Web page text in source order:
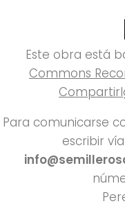
Este obra está
Commons
Para comunicarse
escribir